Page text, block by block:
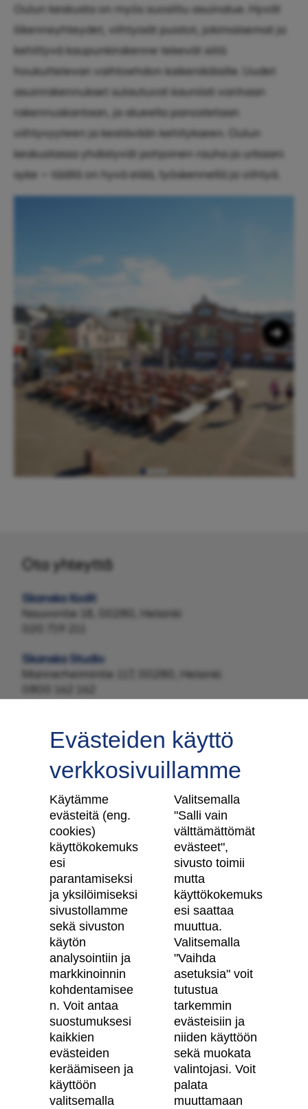
Oulun keskusta on myös suosittu asuinalue. Hyvät
liikenneyhteydet, viihtyisät puistot, jokimaisemat ja
kehittyvä kaupunkirakenne tekevät siitä
houkuttelevan vaihtoehdon kaikenikäisille. Uudet
asuinrakennukset sulautuvat kauniisti vanhaan
rakennuskantaan, ja alueella panostetaan
viihtyvyyteen ja kestävään kehitykseen. Oulun
keskustassa yhdistyvät pohjoinen rauha ja urbaani
syke – täällä on hyvä elää, työskennellä ja viihtyä.
Ota yhteyttä
Skanska Kodit
Nauvontie 18, 00280, Helsinki
Skanska Studio
Mannerheimintie 117, 00280, Helsinki
0800 162 162
Tilaa uutiskirje
Skanska Kodit
Artikkelit
Digitaalinen asuntokauppa
Asiakkaiden kokemuksia meistä
Vastuullisuus
Tietosuojaseloste
Käyttöehdot
Evästeasetukset
Saavutettavuusseloste
Evästeiden käyttö
verkkosivuillamme
Käytämme
evästeitä (eng.
cookies)
käyttökokemuks
esi
parantamiseksi
ja yksilöimiseksi
sivustollamme
sekä sivuston
käytön
analysointiin ja
markkinoinnin
kohdentamisee
n. Voit antaa
suostumuksesi
kaikkien
evästeiden
keräämiseen ja
käyttöön
valitsemalla
Valitsemalla
"Salli vain
välttämättömät
evästeet",
sivusto toimii
mutta
käyttökokemuks
esi saattaa
muuttua.
Valitsemalla
"Vaihda
asetuksia" voit
tutustua
tarkemmin
evästeisiin ja
niiden käyttöön
sekä muokata
valintojasi. Voit
palata
muuttamaan